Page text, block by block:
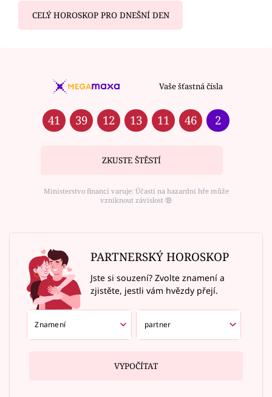
CELÝ HOROSKOP PRO DNEŠNÍ DEN
Vaše šťastná čísla
41 39 12 13 11 46 2
ZKUSTE ŠTĚSTÍ
Ministerstvo financí varuje: Účastí na hazardní hře může
vzniknout závislost ⑱
PARTNERSKÝ HOROSKOP
Jste si souzení? Zvolte znamení a
zjistěte, jestli vám hvězdy přejí.
VYPOČÍTAT